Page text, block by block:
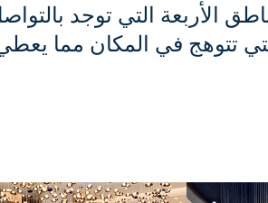
الأربعة التي توجد
تتوهج في المكان مما